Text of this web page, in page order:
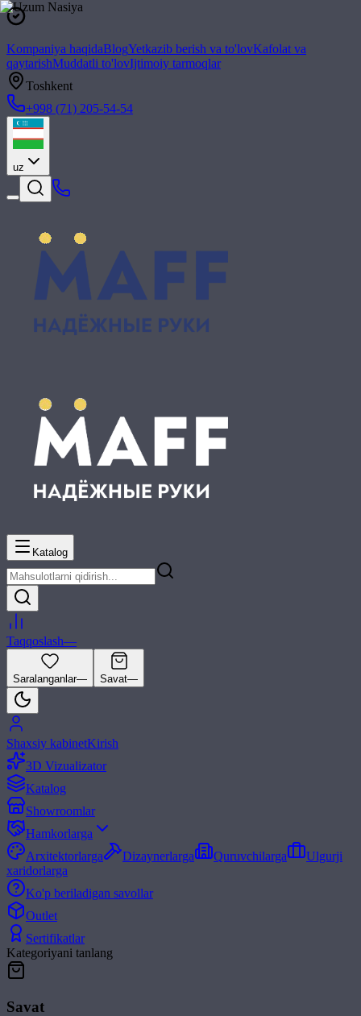
Kompaniya haqidaBlogYetkazib berish va to'lovKafolat va
qaytarishMuddatli to'lovIjtimoiy tarmoqlar
Toshkent
+998 (71) 205-54-54
uz
Katalog
Taqqoslash—
Saralanganlar— Savat—
Shaxsiy kabinetKirish
3D Vizualizator
Katalog
Showroomlar
Hamkorlarga
Arxitektorlarga
Dizaynerlarga Quruvchilarga
Ulgurji
xaridorlarga
Ko'p beriladigan savollar
Outlet
Sertifikatlar
Kategoriyani tanlang
Savat